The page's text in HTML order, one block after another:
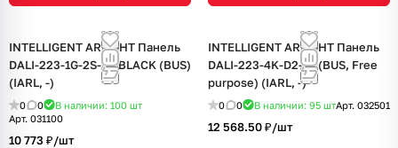
INTELLIGENT ARLIGHT Панель
DALI-223-1G-2S-IN-BLACK (BUS)
(IARL, -)
0 0 В наличии: 100 шт
Арт. 031100
10 773 ₽/шт
INTELLIGENT ARLIGHT Панель
DALI-223-4K-D2-IN (BUS, Free
purpose) (IARL, -)
0 0 В наличии: 95 штАрт. 032501
12 568.50 ₽/шт